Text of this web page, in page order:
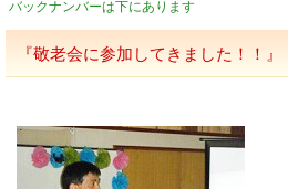
バックナンバーは下にあります
『敬老会に参加してきました！！』